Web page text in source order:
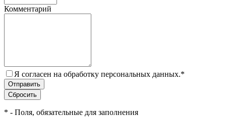
Комментарий
Я согласен на обработку персональных данных.*
* - Поля, обязательные для заполнения